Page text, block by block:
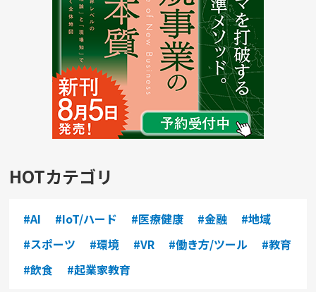
HOTカテゴリ
#AI #IoT/ハード #医療健康 #金融
#地域
#スポーツ
#環境 #VR #働き方/ツール
#教育
#飲食
#起業家教育